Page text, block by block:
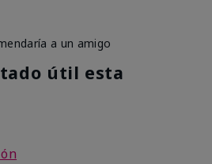
a un amigo
útil esta